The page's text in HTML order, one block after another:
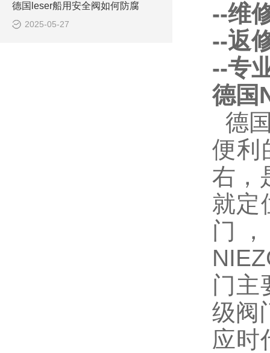
德国leser船用安全阀如何防腐
2025-05-27
--维
--返
--专
德国
德
便利
右，
就定
门
门主
级阀
应时